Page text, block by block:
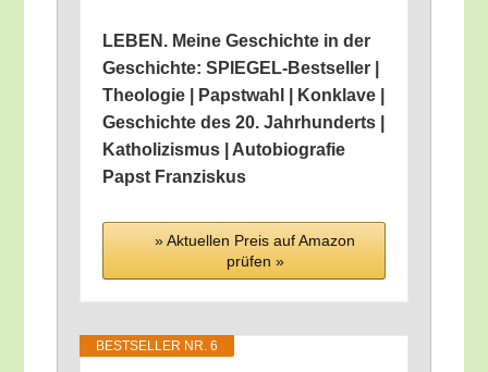
LEBEN. Mei­ne Geschich­te in der
Geschich­te: SPIE­GEL-Best­sel­ler |
Theo­lo­gie | Papst­wahl | Kon­kla­ve |
Geschich­te des 20. Jahr­hun­derts |
Katho­li­zis­mus | Auto­bio­gra­fie
Papst Franziskus
» Aktu­el­len Preis auf Ama­zon
prü­fen »
BEST­SEL­LER NR. 6